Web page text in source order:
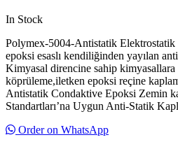
In Stock
Polymex-5004-Antistatik
epoksi esaslı kendiliğinden yayılan
Kimyasal direncine sahip kimyasallara
köprüleme,iletken epoksi reçine
Antistatik Condaktive Epoksi Zemin
Standartları’na Uygun Anti-Statik
Order on WhatsApp